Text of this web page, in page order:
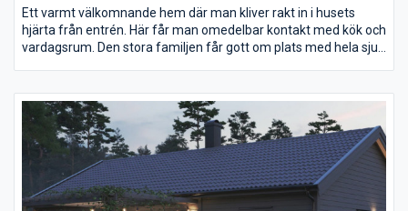
Ett varmt välkomnande hem där man kliver rakt in i husets
hjärta från entrén. Här får man omedelbar kontakt med kök och
vardagsrum. Den stora familjen får gott om plats med hela sju
ett eget utrymme med sovrum, toalett och vardagsrum. På
nedre plan hittar du det fantastiska vardagsrummet i vinkeln
med ryggåstak som ger huset det där lilla extra.